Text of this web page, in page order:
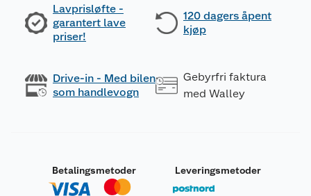
Lavprisløfte -
garantert lave
priser!
120 dagers åpent
kjøp
Drive-in - Med bilen
som handlevogn
Gebyrfri faktura
med Walley
Betalingsmetoder Leveringsmetoder